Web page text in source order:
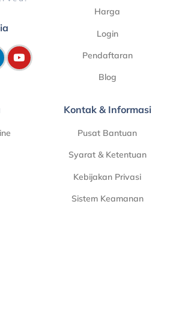
Harga
Login
Pendaftaran
Blog
Kontak & Informasi
Pusat Bantuan
Syarat & Ketentuan
Kebijakan Privasi
Sistem Keamanan